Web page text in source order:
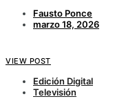
Fausto Ponce
marzo 18, 2026
VIEW POST
Edición Digital
Televisión